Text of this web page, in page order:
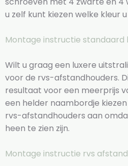
u zelf kunt kiezen welke kleur
Montage instructie standaard
Wilt u graag een luxere
voor de rvs-afstandhouders.
resultaat voor een meerprijs
een helder naambordje
rvs-afstandhouders aan
heen te zien zijn.
Montage instructie rvs